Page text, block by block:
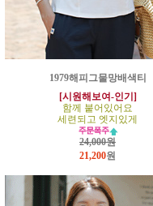
1979해피그물망배색티
[시원해보여-인기]
함께 붙어있어요
세련되고 엣지있게
24,000원
21,200원